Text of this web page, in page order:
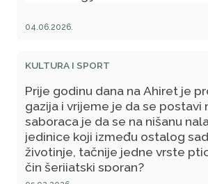
04.06.2026.
KULTURA I SPORT
Prije godinu dana na Ahiret je
gazija i vrijeme je da se postavi
saboraca je da se na nišanu
jedinice koji između ostalog
životinje, tačnije jedne vrste
čin šerijatski sporan?